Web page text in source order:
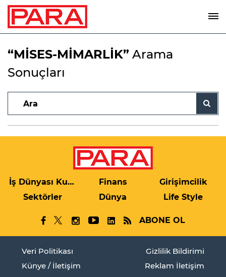
“MİSES-MİMARLİK” Arama
Sonuçları
İş Dünyası Kulis Finans
Girişimcilik
Sektörler
Dünya Life Style
ABONE OL
Veri Politikası
Gizlilik Bildirimi
Künye / İletişim
Reklam İletişim